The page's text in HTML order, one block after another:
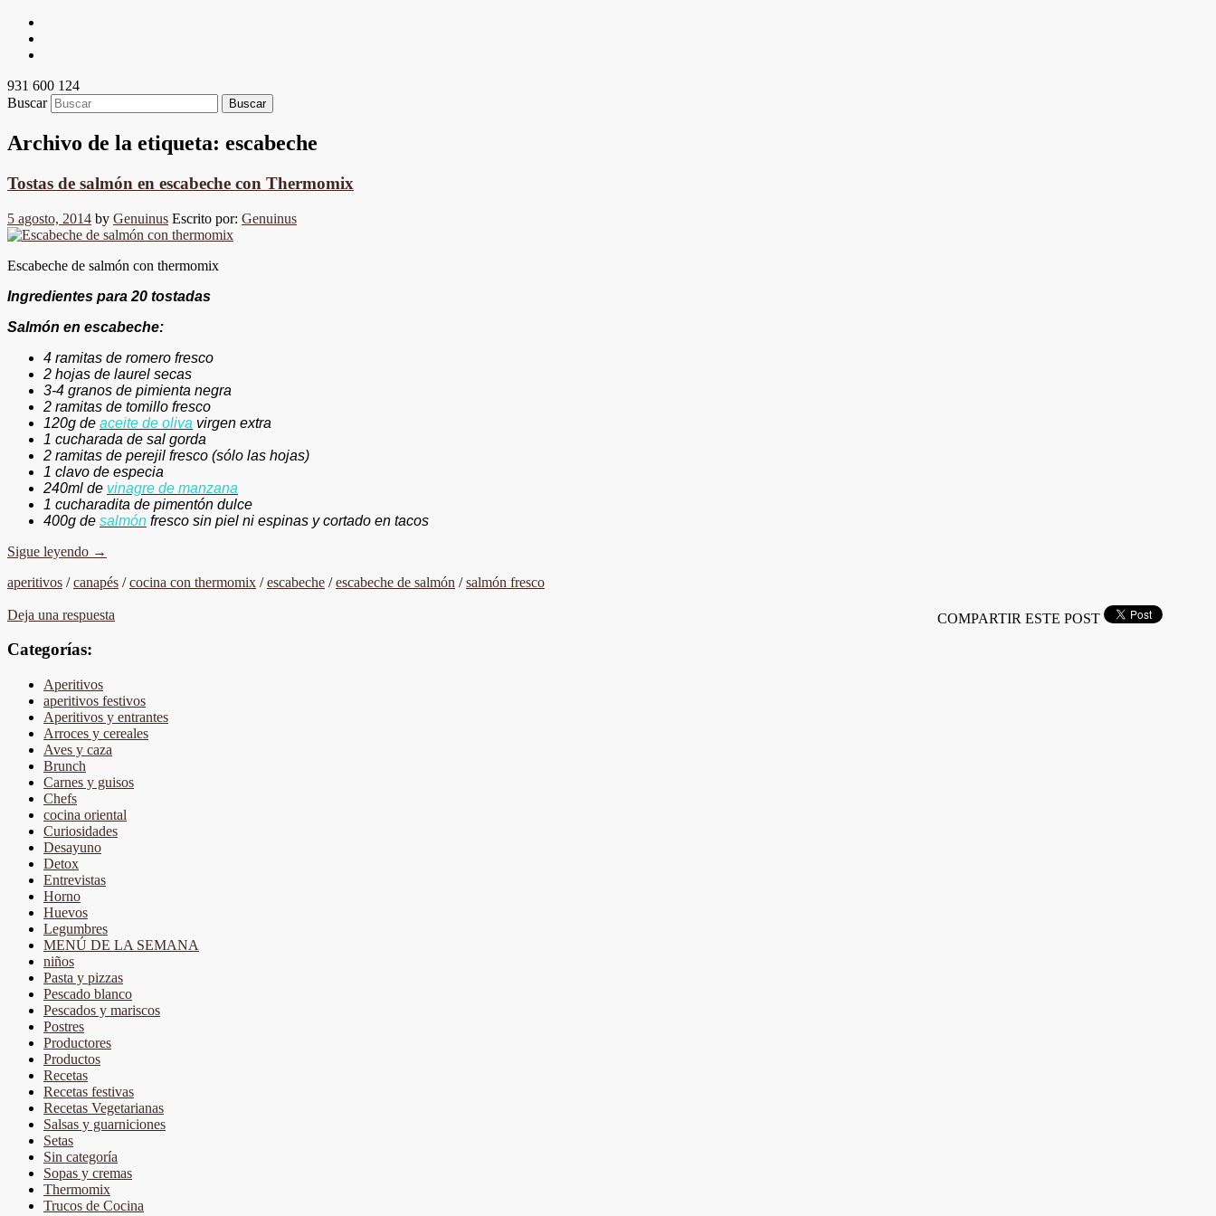
931 600 124
Buscar
Archivo de la etiqueta: escabeche
Tostas de salmón en escabeche con Thermomix
5 agosto, 2014 by Genuinus Escrito por: Genuinus
Escabeche de salmón con thermomix
Ingredientes para 20 tostadas
Salmón en escabeche:
4 ramitas de romero fresco
2 hojas de laurel secas
3-4 granos de pimienta negra
2 ramitas de tomillo fresco
120g de aceite de oliva virgen extra
1 cucharada de sal gorda
2 ramitas de perejil fresco (sólo las hojas)
1 clavo de especia
240ml de vinagre de manzana
1 cucharadita de pimentón dulce
400g de salmón fresco sin piel ni espinas y cortado en tacos
Sigue leyendo →
aperitivos /canapés /cocina con thermomix /escabeche /escabeche de salmón /salmón fresco
Deja una respuesta COMPARTIR ESTE POST
Categorías:
Aperitivos
aperitivos festivos
Aperitivos y entrantes
Arroces y cereales
Aves y caza
Brunch
Carnes y guisos
Chefs
cocina oriental
Curiosidades
Desayuno
Detox
Entrevistas
Horno
Huevos
Legumbres
MENÚ DE LA SEMANA
niños
Pasta y pizzas
Pescado blanco
Pescados y mariscos
Postres
Productores
Productos
Recetas
Recetas festivas
Recetas Vegetarianas
Salsas y guarniciones
Setas
Sin categoría
Sopas y cremas
Thermomix
Trucos de Cocina